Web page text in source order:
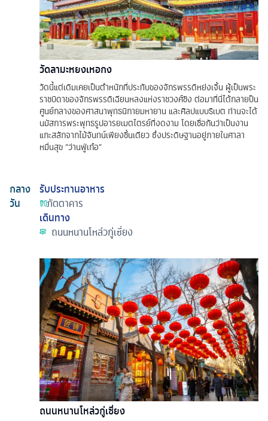
วัดลามะหยงเหอกง
วัดนี้แต่เดิมเคยเป็นตำหนักที่ประทับของจักรพรรดิหย่งเจิ้น ผู้เป็นพระ
ราชบิดาของจักรพรรดิเฉียนหลงแห่งราชวงศ์ชิง ต่อมาที่นี่ได้กลายป็น
ศูนย์กลางของศาสนาพุทธนิกายมหายาน และศิลปแบบธิเบต ท่านจะได้
นมัสการพระพุทธรูปอารยเมตไตรย์ที่งดงาม โดยเชื่อกันว่าเป็นงาน
แกะสลักจากไม้จันทน์เพียงชิ้นเดียว ซึ่งประดิษฐานอยู่ภายในศาลา
หมื่นสุข “ว่านฟู่เก๋อ”
กลาง
วัน
รับประทานอาหาร
ภัตตาคาร
เดินทาง
ถนนหนานโหล่วกู่เซี่ยง
ถนนหนานโหล่วกู่เซี่ยง